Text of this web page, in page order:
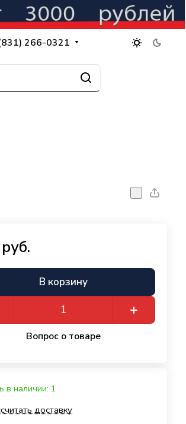
266-0321
В корзину
Вопрос о товаре
в наличии: 1
доставку